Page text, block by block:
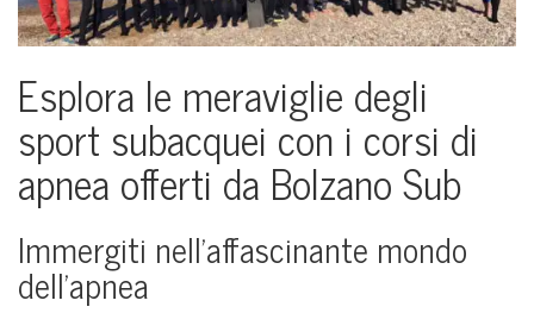
Esplo­ra le mera­vi­glie degli
sport subac­quei con i cor­si di
apnea offer­ti da Bol­za­no Sub
Immer­gi­ti nel­l’af­fa­sci­nan­te mon­do
dell’apnea